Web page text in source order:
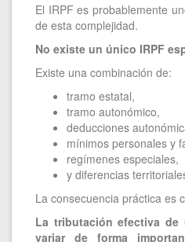
El IRPF es probablemente
de esta complejidad.
No existe un único IRPF
Existe una combinación de:
tramo estatal,
tramo autonómico,
deducciones
mínimos personales y
regímenes especiales,
y diferencias
La consecuencia práctica es
La tributación efectiva de
variar de forma